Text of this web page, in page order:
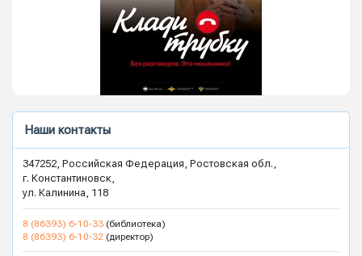
Наши контакты
347252, Российская Федерация, Ростовская обл.,
г. Константиновск,
ул. Калинина, 118
8 (86393) 6-10-33 (библиотека)
8 (86393) 6-10-32 (директор)